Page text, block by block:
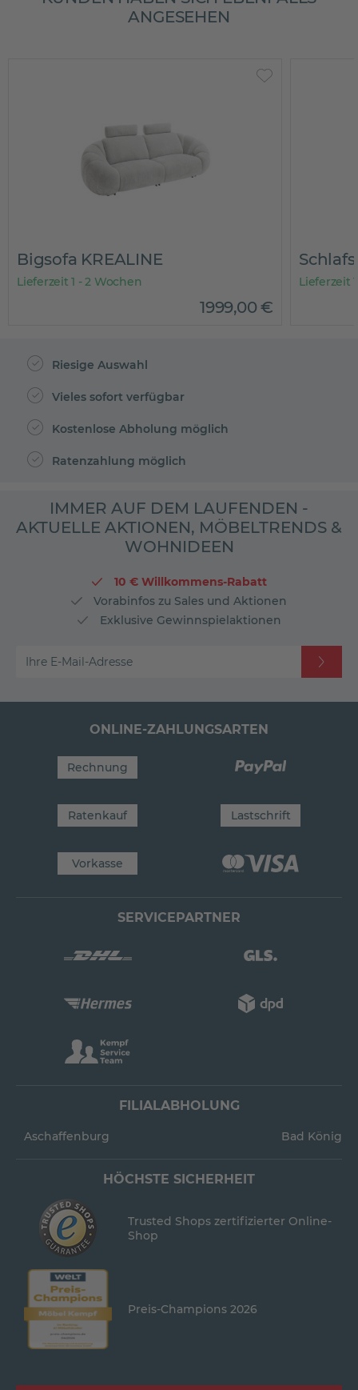
ANGESEHEN
Bigsofa KREALINE
Lieferzeit 1 - 2 Wochen
1999,00€
Lieferzeit
Riesige Auswahl
Vieles sofort verfügbar
Kostenlose Abholung möglich
Ratenzahlung möglich
IMMER AUF DEM LAUFENDEN -
AKTUELLE AKTIONEN, MÖBELTRENDS &
WOHNIDEEN
10 € Willkommens-Rabatt
Vorabinfos zu Sales und Aktionen
Exklusive Gewinnspielaktionen
Ihre E-Mail-Adresse
ONLINE-ZAHLUNGSARTEN
Rechnung
Ratenkauf Lastschrift
Vorkasse
SERVICEPARTNER
FILIALABHOLUNG
Aschaffenburg Bad König
HÖCHSTE SICHERHEIT
Trusted Shops zertifizierter Online-
Shop
Preis-Champions 2026